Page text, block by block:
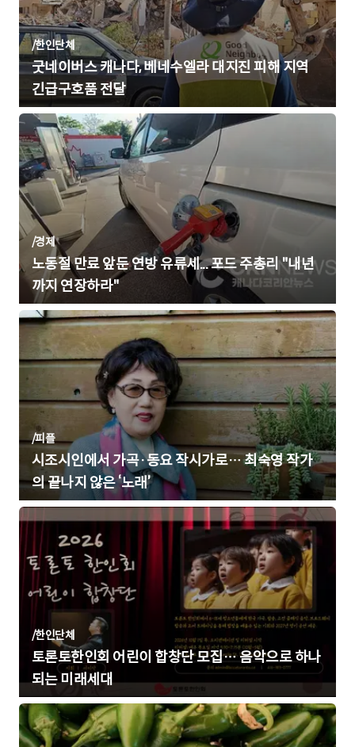
/한인단체
굿네이버스 캐나다, 베네수엘라 대지진 피해 지역
긴급구호품 전달
/경제
노동절 만료 앞둔 연방 유류세... 포드 주총리 "내년
까지 연장하라"
/피플
시조시인에서 가곡·동요 작시가로… 최숙영 작가
의 끝나지 않은 ‘노래’
/한인단체
토론토한인회 어린이 합창단 모집… 음악으로 하나
되는 미래세대